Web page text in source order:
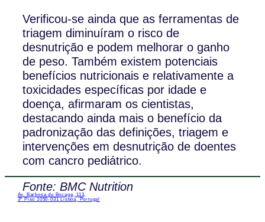
Verificou-se ainda que as ferramentas de
triagem diminuíram o risco de
desnutrição e podem melhorar o ganho
de peso. Também existem potenciais
benefícios nutricionais e relativamente a
toxicidades específicas por idade e
doença, afirmaram os cientistas,
destacando ainda mais o benefício da
padronização das definições, triagem e
intervenções em desnutrição de doentes
com cancro pediátrico.
Fonte: BMC Nutrition
Av. Barbosa du Bocage, 113,
3º Piso 1050-031 Lisboa, Portugal